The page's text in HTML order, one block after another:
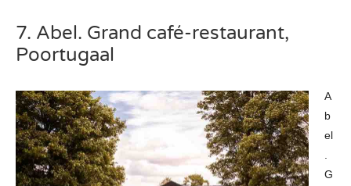
7. Abel. Grand café-restaurant,
Poortugaal
A
b
el
G